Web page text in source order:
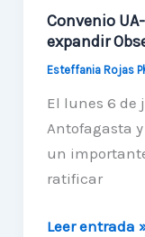
Convenio
expandir
Esteffania Rojas
El lunes 6 de
Antofagasta
un
ratificar
Convenio
Leer entrada